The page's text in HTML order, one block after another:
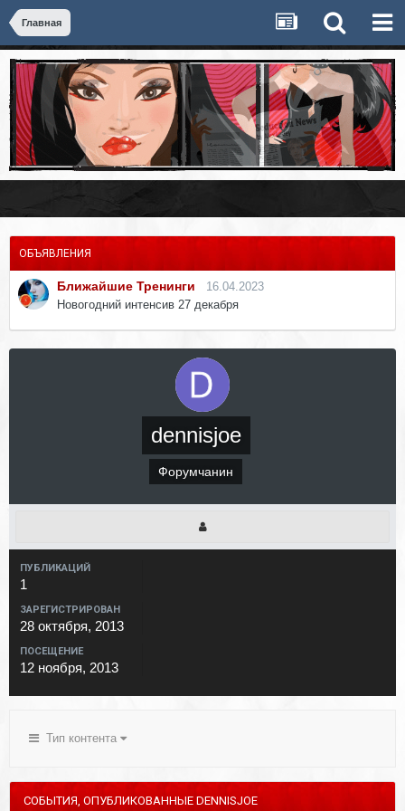
Главная
ОБЪЯВЛЕНИЯ
Ближайшие Тренинги
16.04.2023
Новогодний интенсив 27 декабря
dennisjoe
Форумчанин
ПУБЛИКАЦИЙ
1
ЗАРЕГИСТРИРОВАН
28 октября, 2013
ПОСЕЩЕНИЕ
12 ноября, 2013
Тип контента
СОБЫТИЯ, ОПУБЛИКОВАННЫЕ DENNISJOE